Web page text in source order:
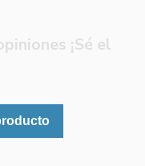
¡Sé el